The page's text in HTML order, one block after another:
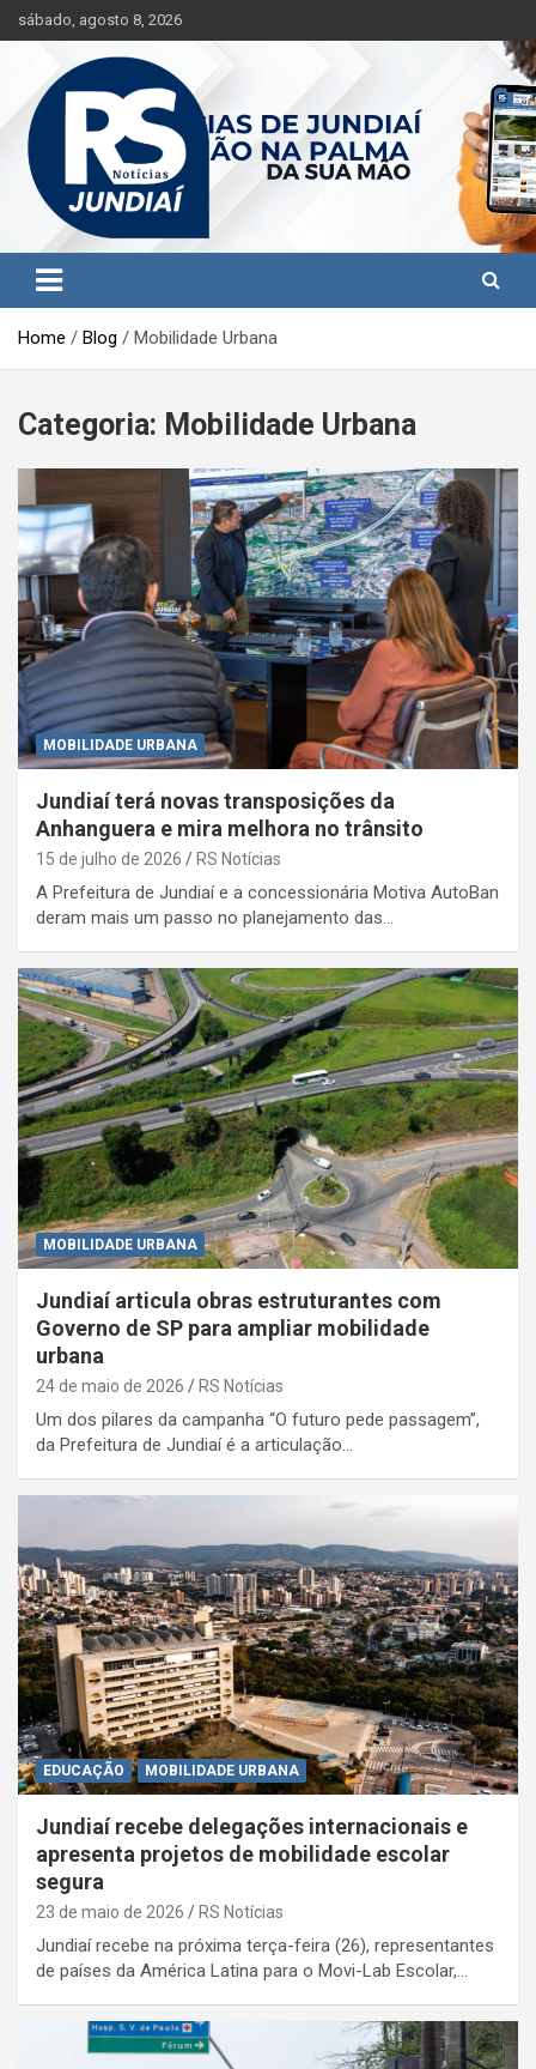
k
t
sábado, agosto 8, 2026
RS Notícias Jundiaí
Jundiaí e região na palma da sua mão!
Home Blog Mobilidade Urbana
Categoria: Mobilidade Urbana
MOBILIDADE URBANA
Jundiaí terá novas transposições da
Anhanguera e mira melhora no trânsito
15 de julho de 2026 RS Notícias
A Prefeitura de Jundiaí e a concessionária Motiva AutoBan
deram mais um passo no planejamento das…
MOBILIDADE URBANA
Jundiaí articula obras estruturantes com
Governo de SP para ampliar mobilidade
urbana
24 de maio de 2026 RS Notícias
Um dos pilares da campanha “O futuro pede passagem”,
da Prefeitura de Jundiaí é a articulação…
EDUCAÇÃO MOBILIDADE URBANA
Jundiaí recebe delegações internacionais e
apresenta projetos de mobilidade escolar
segura
23 de maio de 2026 RS Notícias
Jundiaí recebe na próxima terça-feira (26), representantes
de países da América Latina para o Movi-Lab Escolar,…